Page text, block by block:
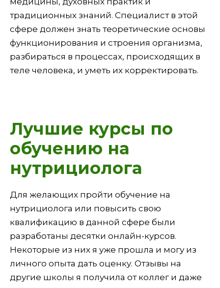
традиционных знаний. Специалист в этой
сфере должен знать теоретические основы
функционирования и строения организма,
разбираться в процессах, происходящих в
теле человека, и уметь их корректировать.
Лучшие курсы по
обучению на
нутрициолога
Для желающих пройти обучение на
нутрициолога или повысить свою
квалификацию в данной сфере были
разработаны десятки онлайн-курсов.
Некоторые из них я уже прошла и могу из
личного опыта дать оценку. Отзывы на
другие школы я получила от коллег и даже